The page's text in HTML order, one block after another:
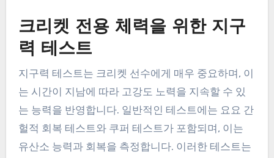
크리켓 전용 체력을 위한 지구
력 테스트
지구력 테스트는 크리켓 선수에게 매우 중요하며, 이
는 시간이 지남에 따라 고강도 노력을 지속할 수 있
는 능력을 반영합니다. 일반적인 테스트에는 요요 간
헐적 회복 테스트와 쿠퍼 테스트가 포함되며, 이는
유산소 능력과 회복을 측정합니다. 이러한 테스트는